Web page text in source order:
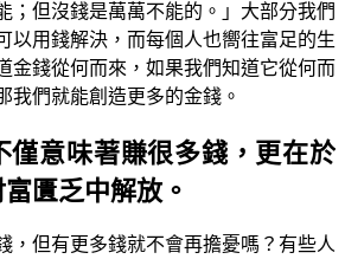
；但沒錢是萬萬不能的。」大部分我們
以用錢解決，而每個人也嚮往富足的生
金錢從何而來，如果我們知道它從何而
我們就能創造更多的金錢。
僅意味著賺很多錢，更在於
匱乏中解放。
，但有更多錢就不會再擔憂嗎？有些人